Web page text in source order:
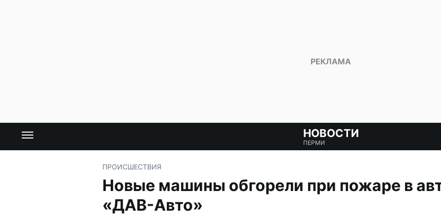
НОВОСТИ
ПЕРМИ
ПРОИСШЕСТВИЯ
Новые машины обгорели при пожаре в
«ДАВ-Авто»